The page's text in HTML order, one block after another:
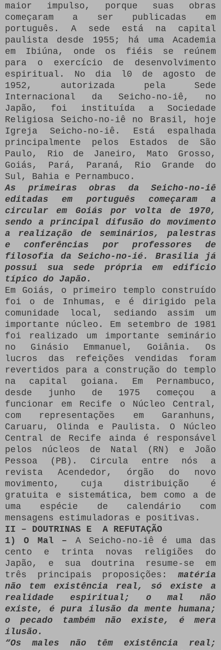
maior impulso, porque suas obras
começaram a ser publicadas em
português. A sede está na capital
paulista desde 1955; há uma Academia
em Ibiúna, onde os fiéis se reúnem
para o exercício de desenvolvimento
espiritual. No dia l0 de agosto de
1952, autorizada pela Sede
Internacional da Seicho-no-iê, no
Japão, foi instituída a Sociedade
Religiosa Seicho-no-iê no Brasil, hoje
Igreja Seicho-no-iê. Está espalhada
principalmente pelos Estados de São
Paulo, Rio de Janeiro, Mato Grosso,
Goiás, Pará, Paraná, Rio Grande do
Sul, Bahia e Pernambuco.
As primeiras obras da Seicho-no-iê
editadas em português começaram a
circular em Goiás por volta de 1970,
sendo a principal difusão do movimento
a realização de seminários, palestras
e conferências por professores de
filosofia da Seicho-no-ié. Brasilia já
possui sua sede própria em edifício
típico do Japão.
Em Goiás, o primeiro templo construído
foi o de Inhumas, e é dirigido pela
comunidade local, sediando assim um
importante núcleo. Em setembro de 1981
foi realizado um importante seminário
no Ginásio Emmanuel, Goiânia. Os
lucros das refeições vendidas foram
revertidos para a construção do templo
na capital goiana. Em Pernambuco,
desde junho de 1975 começou a
funcionar em Recife o Núcleo Central,
com representações em Garanhuns,
Caruaru, Olinda e Paulista. O Núcleo
Central de Recife ainda é responsável
pelos núcleos de Natal (RN) e João
Pessoa (PB). Circula entre nós a
revista Acendedor, órgão do novo
movimento, cuja distribuição é
gratuita e sistemática, bem como a de
uma espécie de calendário com
mensagens estimuladoras e positivas.
II – DOUTRINAS E A REFUTAÇÃO
1) O Mal – A Seicho-no-iê é uma das
cento e trinta novas religiões do
Japão, e sua doutrina resume-se em
três principais proposições:matéria
não tem existência real, só existe a
realidade espiritual; o mal não
existe, é pura ilusão da mente humana;
o pecado também não existe, é mera
ilusão.
“Os males não têm existência real;